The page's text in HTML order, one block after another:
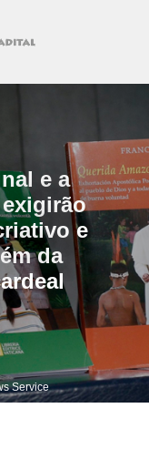
e a
e
da
Service